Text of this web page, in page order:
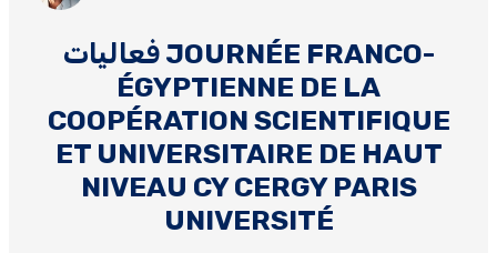
فعاليات JOURNÉE FRANCO-
ÉGYPTIENNE DE LA
COOPÉRATION SCIENTIFIQUE
ET UNIVERSITAIRE DE HAUT
NIVEAU CY CERGY PARIS
UNIVERSITÉ